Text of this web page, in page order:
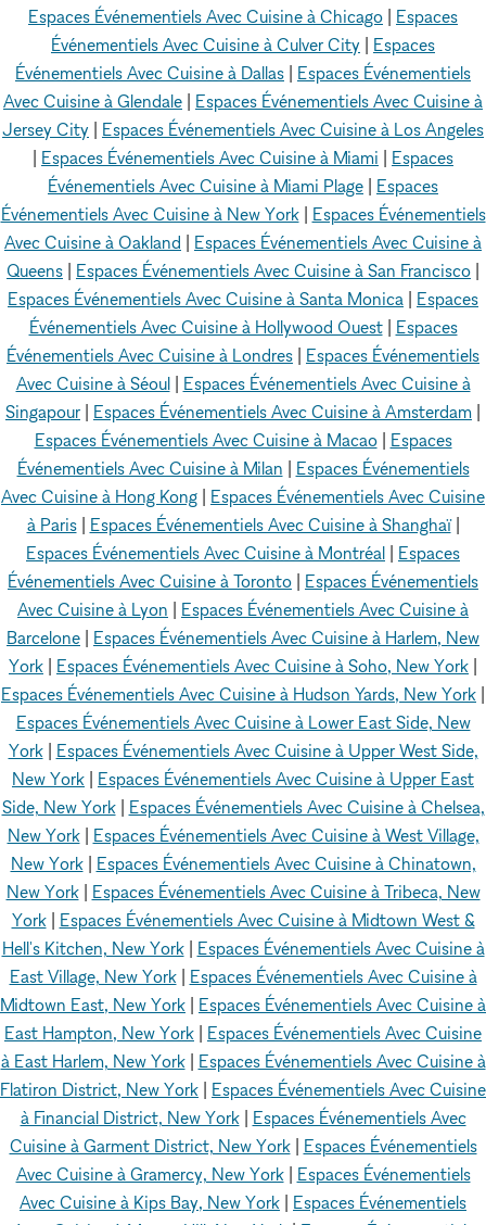
Espaces Événementiels Avec Cuisine à Chicago
Espaces
Événementiels Avec Cuisine à Culver City
Espaces
Événementiels Avec Cuisine à Dallas
Espaces Événementiels
Avec Cuisine à Glendale
Espaces Événementiels Avec Cuisine à
Jersey City
Espaces Événementiels Avec Cuisine à Los Angeles
Espaces Événementiels Avec Cuisine à Miami
Espaces
Événementiels Avec Cuisine à Miami Plage
Espaces
Événementiels Avec Cuisine à New York| Espaces Événementiels
Avec Cuisine à Oakland
Espaces Événementiels Avec Cuisine à
Queens
Espaces Événementiels Avec Cuisine à San Francisco
Espaces Événementiels Avec Cuisine à Santa Monica
Espaces
Événementiels Avec Cuisine à Hollywood Ouest| Espaces
Événementiels Avec Cuisine à Londres
Espaces Événementiels
Avec Cuisine à Séoul| Espaces Événementiels Avec Cuisine à
Singapour
Espaces Événementiels Avec Cuisine à Amsterdam
Espaces Événementiels Avec Cuisine à Macao| Espaces
Événementiels Avec Cuisine à Milan
Espaces Événementiels
Avec Cuisine à Hong Kong
Espaces Événementiels Avec Cuisine
à Paris| Espaces Événementiels Avec Cuisine à Shanghaï|
Espaces Événementiels Avec Cuisine à Montréal
Espaces
Événementiels Avec Cuisine à Toronto
Espaces Événementiels
Avec Cuisine à Lyon
Espaces Événementiels Avec Cuisine à
Barcelone
Espaces Événementiels Avec Cuisine à Harlem, New
York
Espaces Événementiels Avec Cuisine à Soho, New York
Espaces Événementiels Avec Cuisine à Hudson Yards, New York
Espaces Événementiels Avec Cuisine à Lower East Side, New
York| Espaces Événementiels Avec Cuisine à Upper West Side,
New York
Espaces Événementiels Avec Cuisine à Upper East
Side, New York| Espaces Événementiels Avec Cuisine à Chelsea,
New York| Espaces Événementiels Avec Cuisine à West Village,
New York| Espaces Événementiels Avec Cuisine à Chinatown,
New York| Espaces Événementiels Avec Cuisine à Tribeca, New
York| Espaces Événementiels Avec Cuisine à Midtown West &
Hell's Kitchen, New York| Espaces Événementiels Avec Cuisine à
East Village, New York| Espaces Événementiels Avec Cuisine à
Midtown East, New York
Espaces Événementiels Avec Cuisine à
East Hampton, New York
Espaces Événementiels Avec Cuisine
à East Harlem, New York| Espaces Événementiels Avec Cuisine à
Flatiron District, New York
Espaces Événementiels Avec Cuisine
à Financial District, New York| Espaces Événementiels Avec
Cuisine à Garment District, New York| Espaces Événementiels
Avec Cuisine à Gramercy, New York| Espaces Événementiels
Avec Cuisine à Kips Bay, New York
Espaces Événementiels